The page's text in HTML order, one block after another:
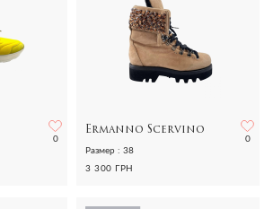
0
Ermanno Scervino
0
Размер : 38
3 300 ГРН